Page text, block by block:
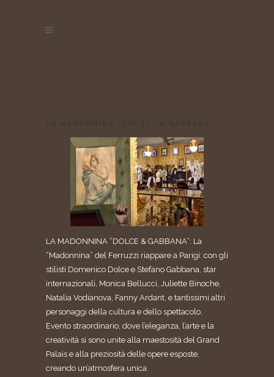
LA MADONNINA “DOLCE & GABBANA”: La
“Madonnina” del Ferruzzi riappare a Parigi: con gli
stilisti Domenico Dolce e Stefano Gabbana, star
internazionali, Monica Bellucci, Juliette Binoche,
Natalia Vodianova, Fanny Ardant, e tantissimi altri
personaggi della cultura e dello spettacolo.
Evento straordinario, dove l’eleganza, l’arte e la
creatività si sono unite alla maestosità del Grand
Palais e alla preziosità delle opere esposte,
creando un’atmosfera unica.